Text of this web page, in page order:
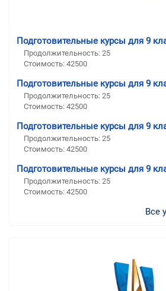
Подготовительные курсы для 9
Продолжительность: 25
Стоимость: 42500
Подготовительные курсы для 9
Продолжительность: 25
Стоимость: 42500
Подготовительные курсы для 9
Продолжительность: 25
Стоимость: 42500
Подготовительные курсы для 9
Продолжительность: 25
Стоимость: 42500
Все